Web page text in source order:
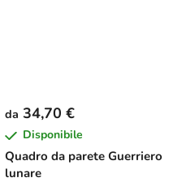
Quadro da parete Guerriero
lunare
da 34,70 €
Disponibile